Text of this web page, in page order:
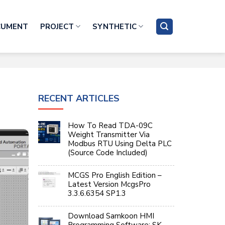
PROJECT SYNTHETIC
RECENT ARTICLES
How To Read TDA-09C
Weight Transmitter Via
Modbus RTU Using Delta PLC
(Source Code Included)
MCGS Pro English Edition –
Latest Version McgsPro
3.3.6.6354 SP1.3
Download Samkoon HMI